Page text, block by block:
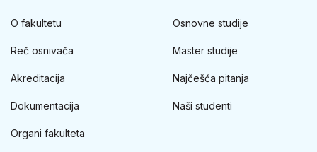
O fakultetu
Reč osnivača
Akreditacija
Dokumentacija
Organi fakulteta
Osnovne studije
Master studije
Najčešća pitanja
Naši studenti